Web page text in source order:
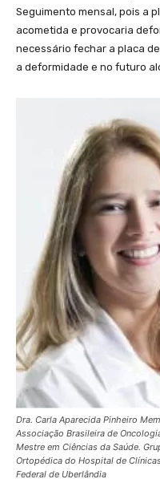
Seguimento mensal, pois a
acometida e provocaria
necessário fechar a placa
a deformidade e no futuro
Dra. Carla Aparecida Pinheiro
Associação Brasileira de
Mestre em Ciências da Saúde.
Ortopédica do Hospital de
Federal de Uberlândia